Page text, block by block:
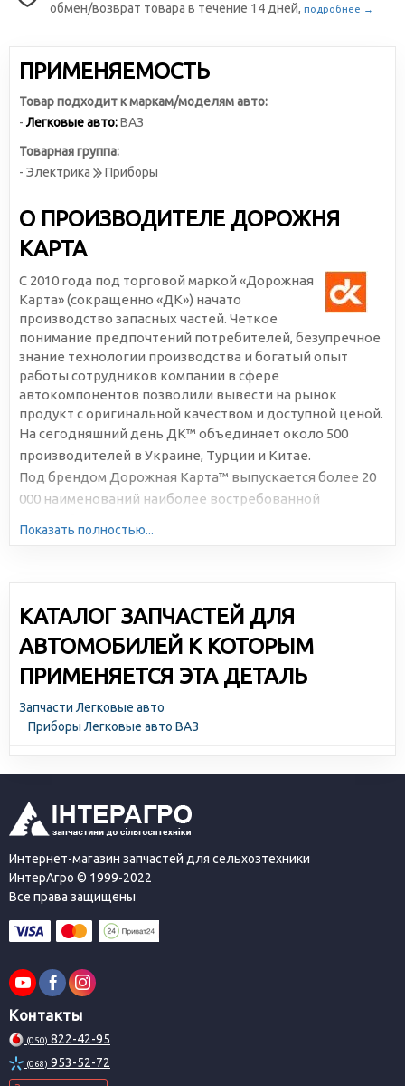
обмен/возврат товара в течение 14 дней, подробнее →
ПРИМЕНЯЕМОСТЬ
Товар подходит к маркам/моделям авто:
-Легковые авто:ВАЗ
Товарная группа:
- Электрика
Приборы
О ПРОИЗВОДИТЕЛЕ ДОРОЖНЯ
КАРТА
С 2010 года под торговой маркой «Дорожная
Карта» (сокращенно «ДК») начато
производство запасных частей. Четкое
понимание предпочтений потребителей, безупречное
знание технологии производства и богатый опыт
работы сотрудников компании в сфере
автокомпонентов позволили вывести на рынок
продукт с оригинальной качеством и доступной ценой.
На сегодняшний день ДК™ объединяет около 500
производителей в Украине, Турции и Китае.
Под брендом Дорожная Карта™ выпускается более 20
000 наименований наиболее востребованной
Показать полностью...
КАТАЛОГ ЗАПЧАСТЕЙ ДЛЯ
АВТОМОБИЛЕЙ К КОТОРЫМ
ПРИМЕНЯЕТСЯ ЭТА ДЕТАЛЬ
Запчасти Легковые авто
Приборы Легковые авто ВАЗ
Интернет-магазин запчастей для сельхозтехники
ИнтерАгро © 1999-2022
Все права защищены
Контакты
(050) 822-42-95
(068) 953-52-72